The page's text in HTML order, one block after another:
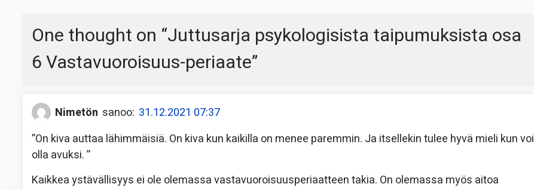
One thought on “Juttusarja psykologisista taipumuksista osa
6 Vastavuoroisuus-periaate”
Nimetön sanoo: 31.12.2021 07:37
”On kiva auttaa lähimmäisiä. On kiva kun kaikilla on menee paremmin. Ja itsellekin tulee hyvä mieli kun voi
olla avuksi. ”
Kaikkea ystävällisyys ei ole olemassa vastavuoroisuusperiaatteen takia. On olemassa myös aitoa